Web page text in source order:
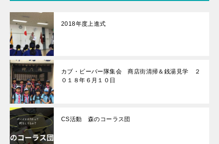
2018年度上進式
カブ・ビーバー隊集会 商店街清掃＆銭湯見学 ２
０１８年６月１０日
CS活動 森のコーラス団